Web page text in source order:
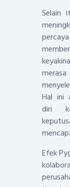
Selain
Hal ini
diri
Efek